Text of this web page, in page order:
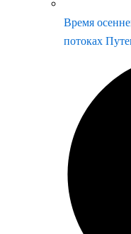
Время
потоках